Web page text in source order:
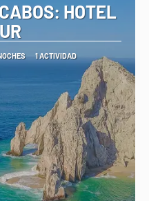
HOTEL
1 ACTIVIDAD